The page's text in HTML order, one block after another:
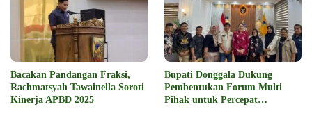
Bacakan Pandangan Fraksi,
Rachmatsyah Tawainella Soroti
Kinerja APBD 2025
Bupati Donggala Dukung
Pembentukan Forum Multi
Pihak untuk Percepat